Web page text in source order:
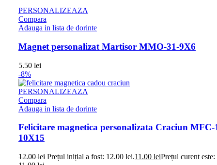
PERSONALIZEAZA
Compara
Adauga in lista de dorinte
Magnet personalizat Martisor MMO-31-9X6
5.50 lei
-8%
PERSONALIZEAZA
Compara
Adauga in lista de dorinte
Felicitare magnetica personalizata Craciun MFC-
10X15
12.00lei Prețul inițial a fost: 12.00 lei.11.00 leiPrețul curent este: